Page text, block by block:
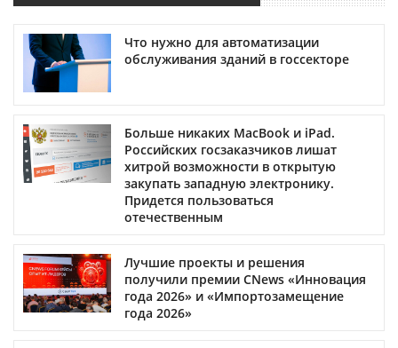
Что нужно для автоматизации
обслуживания зданий в госсекторе
Больше никаких MacBook и iPad.
Российских госзаказчиков лишат
хитрой возможности в открытую
закупать западную электронику.
Придется пользоваться
отечественным
Лучшие проекты и решения
получили премии CNews «Инновация
года 2026» и «Импортозамещение
года 2026»